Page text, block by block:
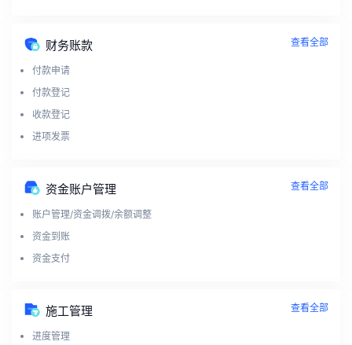
财务账款 查看全部
付款申请
付款登记
收款登记
进项发票
资金账户管理 查看全部
账户管理/资金调拨/余额调整
资金到账
资金支付
施工管理 查看全部
进度管理